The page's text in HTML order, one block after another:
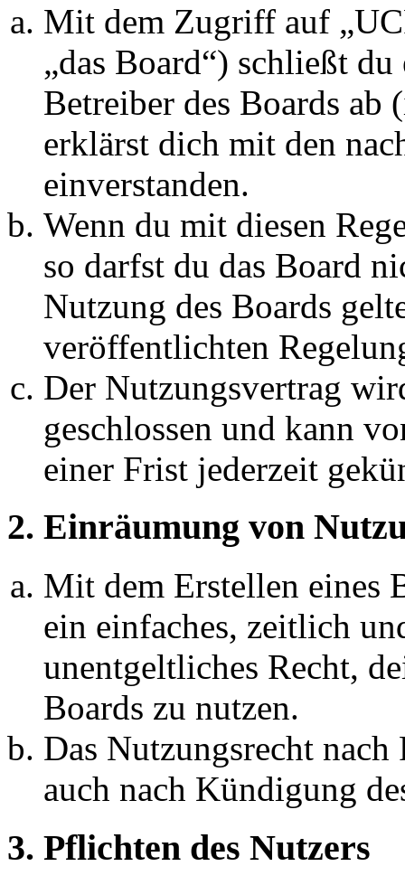
Mit dem Zugriff auf
„das Board“) schließt
Betreiber des Boards ab
erklärst dich mit den
einverstanden.
Wenn du mit diesen
so darfst du das Board
Nutzung des Boards
veröffentlichten
Der Nutzungsvertrag
geschlossen und kann
einer Frist jederzeit
2. Einräumung von
Mit dem Erstellen eines
ein einfaches, zeitlich
unentgeltliches Recht,
Boards zu nutzen.
Das Nutzungsrecht
auch nach Kündigung
3. Pflichten des Nutzers